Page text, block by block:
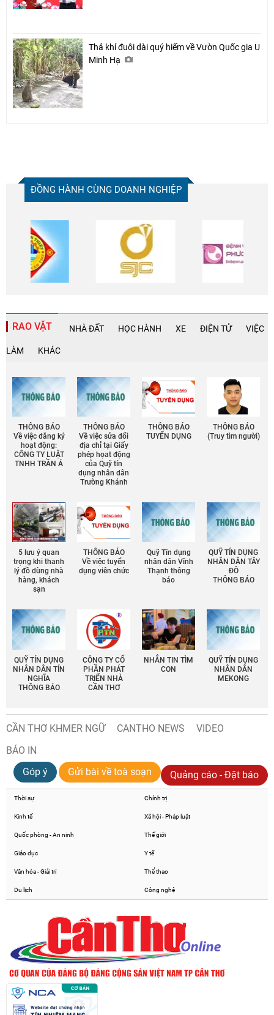
Thả khỉ đuôi dài quý hiếm về Vườn Quốc gia U
Minh Hạ
ĐỒNG HÀNH CÙNG DOANH NGHIỆP
RAO VẶT NHÀ ĐẤT HỌC HÀNH XE ĐIỆN TỬ VIỆC
LÀM KHÁC
THÔNG BÁO
Về việc đăng ký
hoạt động:
CÔNG TY LUẬT
TNHH TRẦN Á
THÔNG BÁO
Về việc sửa đổi
địa chỉ tại Giấy
phép họat động
của Quỹ tín
dụng nhân dân
Trường Khánh
THÔNG BÁO
TUYỂN DỤNG
THÔNG BÁO
(Truy tìm người)
5 lưu ý quan
trọng khi thanh
lý đồ dùng nhà
hàng, khách
sạn
THÔNG BÁO
Về việc tuyển
dụng viên chức
Quỹ Tín dụng
nhân dân Vĩnh
Thạnh thông
báo
QUỸ TÍN DỤNG
NHÂN DÂN TÂY
ĐÔ
THÔNG BÁO
QUỸ TÍN DỤNG
NHÂN DÂN TÍN
NGHĨA
THÔNG BÁO
CÔNG TY CỔ
PHẦN PHÁT
TRIỂN NHÀ
CẦN THƠ
NHẮN TIN TÌM
CON
QUỸ TÍN DỤNG
NHÂN DÂN
MEKONG
CẦN THƠ KHMER NGỮ CANTHO NEWS
VIDEO
BÁO IN
Góp ý
Gửi bài về toà soạn Quảng cáo - Đặt báo
Thời sự Chính trị
Kinh tế Xã hội - Pháp luật
Quốc phòng - An ninh Thế giới
Giáo dục Y tế
Văn hóa - Giải trí Thể thao
Du lịch Công nghệ